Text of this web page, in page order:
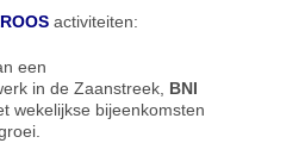
activiteiten:
een
in de Zaanstreek, BNI
wekelijkse bijeenkomsten